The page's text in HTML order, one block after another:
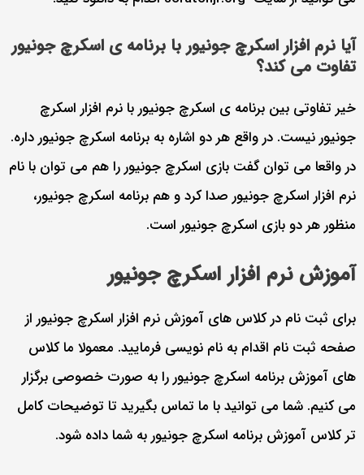
آیا نرم افزار اسکرچ جونیور با برنامه ی اسکرچ جونیور
تفاوت می کند؟
خیر تفاوتی بین برنامه ی اسکرچ جونیور با نرم افزار اسکرچ
جونیور نیست. در واقع هر دو اشاره به برنامه اسکرچ جونیور داره.
در واقعا می توان گفت بازی اسکرچ جونیور را هم می توان با نام
نرم افزار اسکرچ جونیور صدا کرد و هم برنامه اسکرچ جونیور،
منظور هر دو بازی اسکرچ جونیور است.
آموزش نرم افزار اسکرچ جونیور
برای ثبت نام در کلاس های آموزش نرم افزار اسکرچ جونیور از
صفحه ثبت نام اقدام به نام نویسی فرمایید. معمولا ما کلاس
های آموزش برنامه اسکرچ جونیور را به صورت خصوصی برگزار
می کنیم. شما می توانید با ما تماس بگیرید تا توضیحات کامل
تر کلاس آموزش برنامه اسکرچ جونیور به شما داده شود.